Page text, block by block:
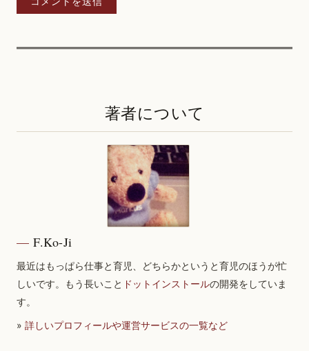
著者について
F.Ko-Ji
最近はもっぱら仕事と育児、どちらかというと育児のほうが忙
しいです。もう長いこと ドットインストールの開発をしていま
す。
» 詳しいプロフィールや運営サービスの一覧など